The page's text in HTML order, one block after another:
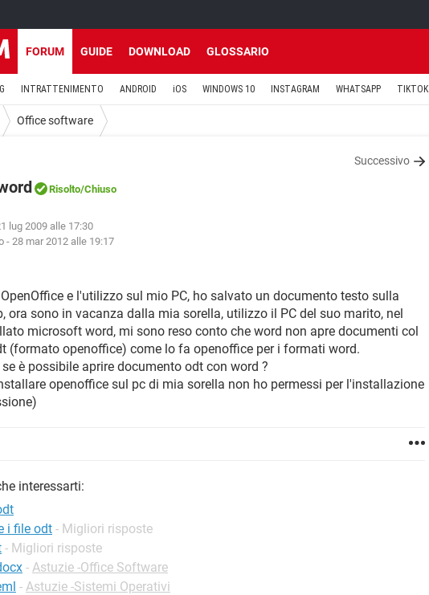
FORUM GUIDE DOWNLOAD GLOSSARIO
INTRATTENIMENTO ANDROID iOS WINDOWS 10 INSTAGRAM WHATSAPP TIKTOK
Office software
Successivo
Risolto/Chiuso
lug 2009 alle 17:30
- 28 mar 2012 alle 19:17
e l'utilizzo sul mio PC, ho salvato un documento testo sulla
ora sono in vacanza dalla mia sorella, utilizzo il PC del suo marito, nel
microsoft word, mi sono reso conto che word non apre documenti col
(formato openoffice) come lo fa openoffice per i formati word.
è possibile aprire documento odt con word ?
openoffice sul pc di mia sorella non ho permessi per l'installazione
interessarti:
i file odt - Migliori risposte
- Migliori risposte
- Astuzie -Office Software
- Astuzie -Sistemi Operativi